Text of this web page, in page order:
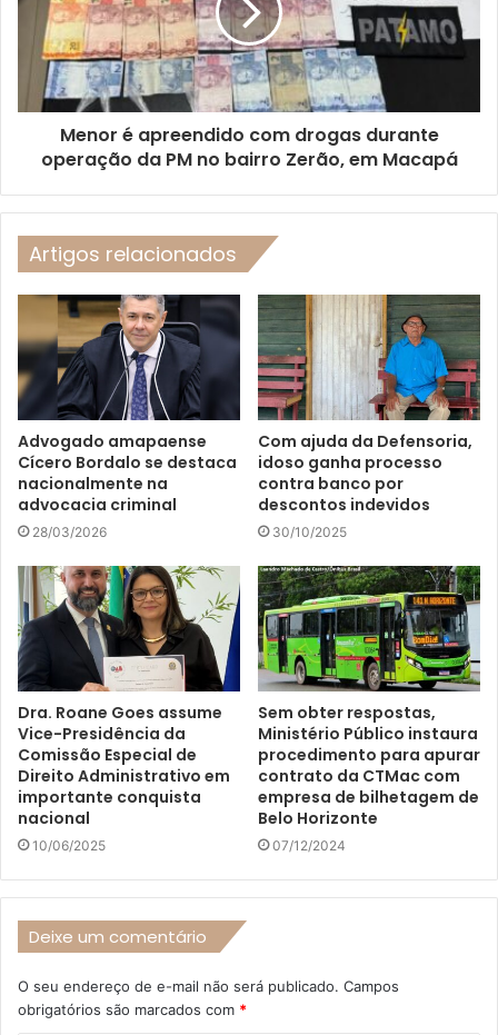
Menor é apreendido com drogas durante
operação da PM no bairro Zerão, em Macapá
Artigos relacionados
Advogado amapaense
Cícero Bordalo se destaca
nacionalmente na
advocacia criminal
28/03/2026
Com ajuda da Defensoria,
idoso ganha processo
contra banco por
descontos indevidos
30/10/2025
Dra. Roane Goes assume
Vice-Presidência da
Comissão Especial de
Direito Administrativo em
importante conquista
nacional
10/06/2025
Sem obter respostas,
Ministério Público instaura
procedimento para apurar
contrato da CTMac com
empresa de bilhetagem de
Belo Horizonte
07/12/2024
Deixe um comentário
O seu endereço de e-mail não será publicado. Campos
obrigatórios são marcados com *